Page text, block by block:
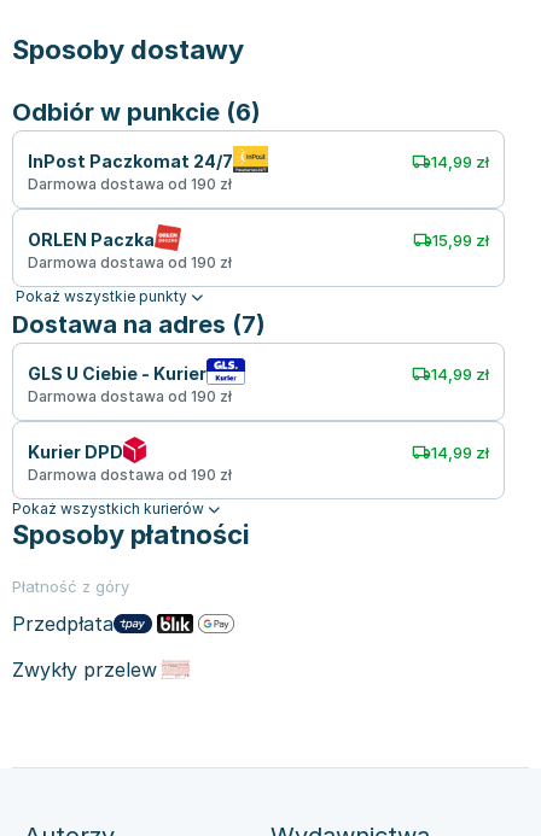
Sposoby dostawy
Odbiór w punkcie (6)
InPost Paczkomat 24/7 14,99 zł
Darmowa dostawa od 190 zł
ORLEN Paczka 15,99 zł
Darmowa dostawa od 190 zł
Pokaż wszystkie punkty
Dostawa na adres (7)
GLS U Ciebie - Kurier 14,99 zł
Darmowa dostawa od 190 zł
Kurier DPD 14,99 zł
Darmowa dostawa od 190 zł
Pokaż wszystkich kurierów
Sposoby płatności
Płatność z góry
Przedpłata
Zwykły przelew